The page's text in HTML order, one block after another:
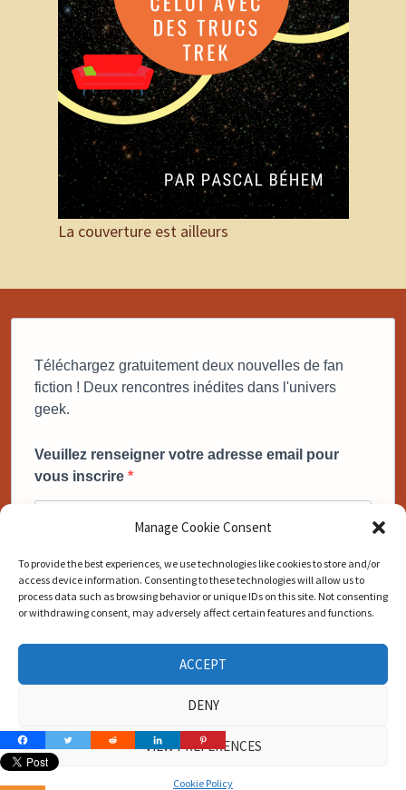
Manage Cookie Consent
To provide the best experiences, we use technologies like cookies to store and/or
access device information. Consenting to these technologies will allow us to
process data such as browsing behavior or unique IDs on this site. Not consenting
or withdrawing consent, may adversely affect certain features and functions.
ACCEPT
DENY
VIEW PREFERENCES
Cookie Policy
La couverture est ailleurs
Téléchargez gratuitement deux nouvelles de fan
fiction ! Deux rencontres inédites dans l'univers
geek.
Veuillez renseigner votre adresse email pour
vous inscrire
En cliquant sur ce bouton je confirme avoir pris connaissance de votre